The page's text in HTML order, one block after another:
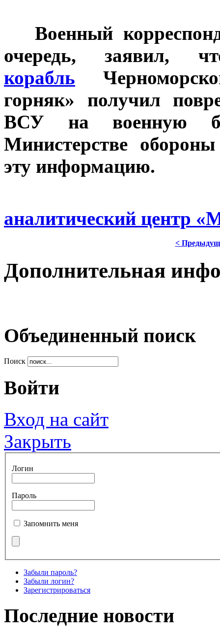
Военный
очередь, заявил,
корабль
горняк» получил
ВСУ на военную
Министерстве
эту информацию.
аналитический центр
<
Дополнительная
Объединенный поиск
Поиск
Войти
Вход на сайт
Закрыть
Логин
Пароль
Запомнить меня
Забыли пароль?
Забыли логин?
Зарегистрироваться
Последние новости